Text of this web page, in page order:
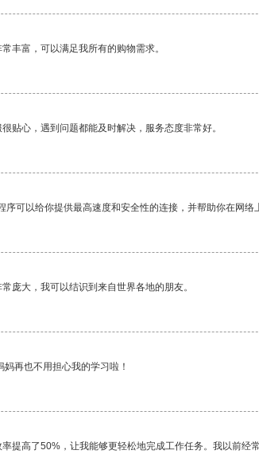
丰富，可以满足我所有的购物需求。
贴心，遇到问题都能及时解决，服务态度非常好。
序可以给你提供最高速度和安全性的连接，并帮助你在网络
庞大，我可以结识到来自世界各地的朋友。
再也不用担心我的学习啦！
提高了50%，让我能够更轻松地完成工作任务。我以前经